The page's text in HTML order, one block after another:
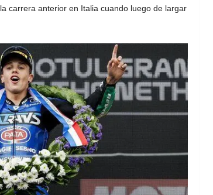
carrera anterior en Italia cuando luego de largar